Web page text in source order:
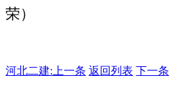
荣）
河北二建: 上一条 返回列表 下一条